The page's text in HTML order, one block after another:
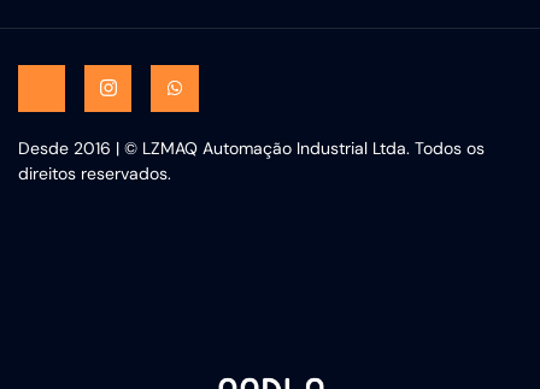
Desde 2016 | © LZMAQ Automação Industrial Ltda. Todos os
direitos reservados.